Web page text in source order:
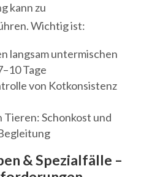
kann zu
Wichtig ist:
langsam untermischen
Tage
von Kotkonsistenz
Tieren: Schonkost und
& Spezialfälle –